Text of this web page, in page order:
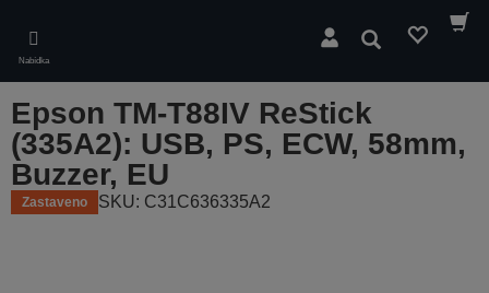
main
content
Nabídka
Hledat
Epson TM-T88IV ReStick
(335A2): USB, PS, ECW, 58mm,
Buzzer, EU
Zastaveno SKU: C31C636335A2